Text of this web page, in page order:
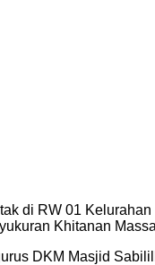
di RW 01
Khitanan
DKM Masjid